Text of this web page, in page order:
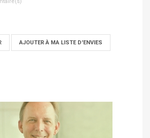
AJOUTER À MA LISTE D'ENVIES